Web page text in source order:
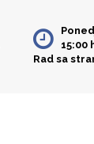
15:00
Rad sa